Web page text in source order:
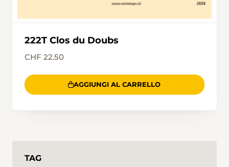
222T Clos du Doubs
CHF 22.50
AGGIUNGI AL CARRELLO
TAG